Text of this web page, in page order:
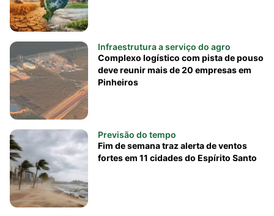
Infraestrutura a serviço do agro
Complexo logístico com pista de pouso
deve reunir mais de 20 empresas em
Pinheiros
Previsão do tempo
Fim de semana traz alerta de ventos
fortes em 11 cidades do Espírito Santo